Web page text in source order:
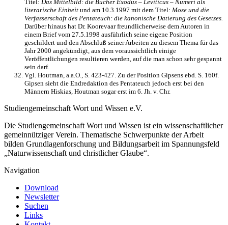
Titel: Das Mittelbild: die Bücher Exodus – Leviticus – Numeri als
literarische Einheit und am 10.3.1997 mit dem Titel: Mose und die
Verfasserschaft des Pentateuch: die kanonische Datierung des Gesetzes.
Darüber hinaus hat Dr. Koorevaar freundlicherweise dem Autoren in
einem Brief vom 27.5.1998 ausführlich seine eigene Position
geschildert und den Abschluß seiner Arbeiten zu diesem Thema für das
Jahr 2000 angekündigt, aus dem voraussichtlich einige
Veröffentlichungen resultieren werden, auf die man schon sehr gespannt
sein darf.
Vgl. Houtman, a.a.O., S. 423-427. Zu der Position Gipsens ebd. S. 160f.
Gipsen sieht die Endredaktion des Pentateuch jedoch erst bei den
Männern Hiskias, Houtman sogar erst im 6. Jh. v. Chr.
Studiengemeinschaft Wort und Wissen e.V.
Die Studiengemeinschaft Wort und Wissen ist ein wissenschaftlicher
gemeinnütziger Verein. Thematische Schwerpunkte der Arbeit
bilden Grundlagenforschung und Bildungsarbeit im Spannungsfeld
„Naturwissenschaft und christlicher Glaube“.
Navigation
Download
Newsletter
Suchen
Links